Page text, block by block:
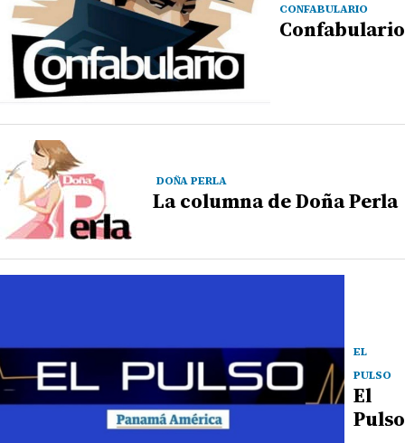
CONFABULARIO
Confabulario
DOÑA PERLA
La columna de Doña Perla
EL
PULSO
El
Pulso